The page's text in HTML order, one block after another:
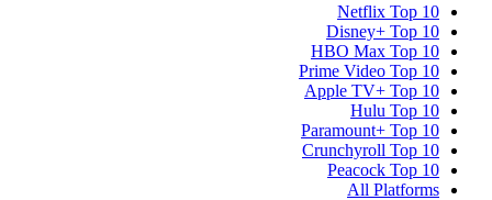
Netflix Top 10
Disney+ Top 10
HBO Max Top 10
Prime Video Top 10
Apple TV+ Top 10
Hulu Top 10
Paramount+ Top 10
Crunchyroll Top 10
Peacock Top 10
All Platforms